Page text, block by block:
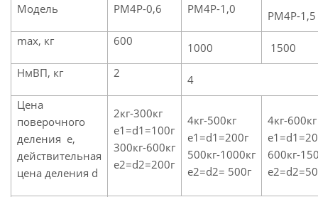
Модель PM4P-0,6 PM4P-1,0
PM4P-1,5
max, кг
600 1000
1500
НмВП, кг
2
4
Цена
поверочного
деления e,
действительная
цена деления d
2кг-300кг
e1=d1=100г
300кг-600кг
e2=d2=200г
4кг-500кг
e1=d1=200г
500кг-1000кг
e2=d2= 500г
4кг-600кг
600кг-